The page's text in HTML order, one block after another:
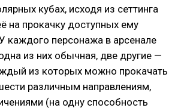
кубах, исходя из сеттинга
на прокачку доступных ему
каждого персонажа в арсенале
из них обычная, две другие —
из которых можно прокачать
различным направлениям,
(на одну способность